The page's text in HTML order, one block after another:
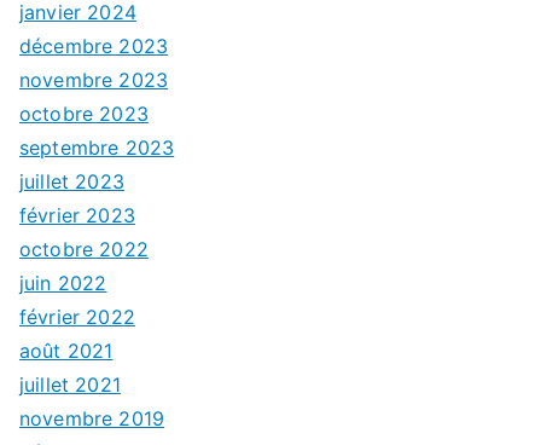
janvier 2024
décembre 2023
novembre 2023
octobre 2023
septembre 2023
juillet 2023
février 2023
octobre 2022
juin 2022
février 2022
août 2021
juillet 2021
novembre 2019